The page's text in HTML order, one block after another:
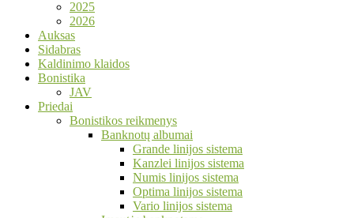
2025
2026
Auksas
Sidabras
Kaldinimo klaidos
Bonistika
JAV
Priedai
Bonistikos reikmenys
Banknotų albumai
Grande linijos sistema
Kanzlei linijos sistema
Numis linijos sistema
Optima linijos sistema
Vario linijos sistema